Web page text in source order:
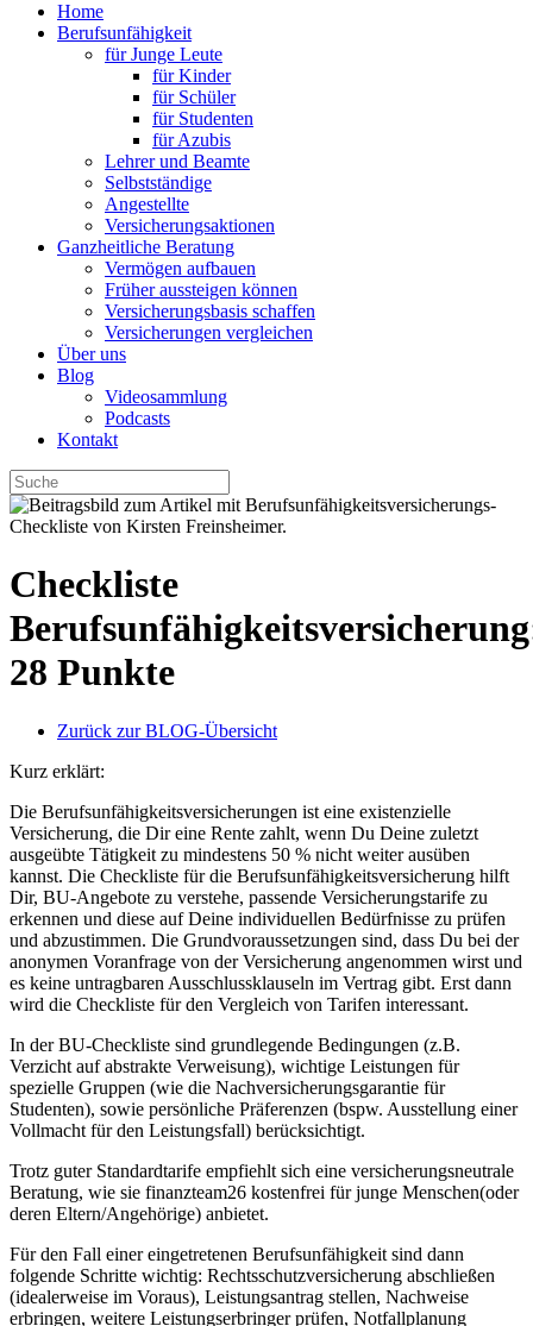
Home
Berufsunfähigkeit
für Junge Leute
für Kinder
für Schüler
für Studenten
für Azubis
Lehrer und Beamte
Selbstständige
Angestellte
Versicherungsaktionen
Ganzheitliche Beratung
Vermögen aufbauen
Früher aussteigen können
Versicherungsbasis schaffen
Versicherungen vergleichen
Über uns
Blog
Videosammlung
Podcasts
Kontakt
Checkliste
28 Punkte
Zurück zur BLOG-Übersicht
Kurz erklärt:
Die Berufsunfähigkeitsversicherungen ist eine existenzielle
Versicherung, die Dir eine Rente zahlt, wenn Du Deine zuletzt
ausgeübte Tätigkeit zu mindestens 50 % nicht weiter ausüben
kannst. Die Checkliste für die Berufsunfähigkeitsversicherung hilft
Dir, BU-Angebote zu verstehe, passende Versicherungstarife zu
erkennen und diese auf Deine individuellen Bedürfnisse zu prüfen
und abzustimmen. Die Grundvoraussetzungen sind, dass Du bei der
anonymen Voranfrage von der Versicherung angenommen wirst und
es keine untragbaren Ausschlussklauseln im Vertrag gibt. Erst dann
wird die Checkliste für den Vergleich von Tarifen interessant.
In der BU-Checkliste sind grundlegende Bedingungen (z.B.
Verzicht auf abstrakte Verweisung), wichtige Leistungen für
spezielle Gruppen (wie die Nachversicherungsgarantie für
Studenten), sowie persönliche Präferenzen (bspw. Ausstellung einer
Vollmacht für den Leistungsfall) berücksichtigt.
Trotz guter Standardtarife empfiehlt sich eine versicherungsneutrale
Beratung, wie sie finanzteam26 kostenfrei für junge Menschen(oder
deren Eltern/Angehörige) anbietet.
Für den Fall einer eingetretenen Berufsunfähigkeit sind dann
folgende Schritte wichtig: Rechtsschutzversicherung abschließen
(idealerweise im Voraus), Leistungsantrag stellen, Nachweise
erbringen, weitere Leistungserbringer prüfen, Notfallplanung